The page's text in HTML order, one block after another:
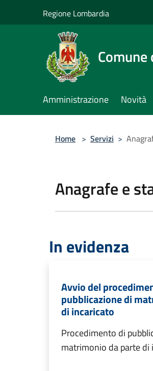
Regione Lombardia
Amministrazione Novità
Home > Servizi >
Anagrafe e
In evidenza
Avvio del
pubblicazione di
di incaricato
Procedimento di
matrimonio da parte di